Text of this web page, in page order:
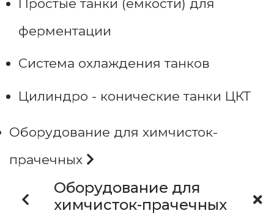
Простые танки (ёмкости) для
ферментации
Система охлаждения танков
Цилиндро - конические танки ЦКТ
Оборудование для химчисток-
прачечных
Оборудование для
химчисток-прачечных